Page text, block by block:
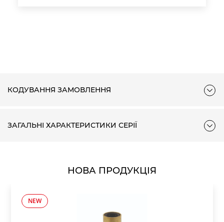
КОДУВАННЯ ЗАМОВЛЕННЯ
ЗАГАЛЬНІ ХАРАКТЕРИСТИКИ СЕРІЇ
НОВА ПРОДУКЦІЯ
NEW